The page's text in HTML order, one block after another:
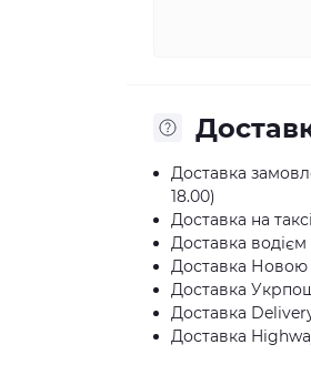
Доставка
18.00)
Доставка на
Доставка
Доставка Новою
Доставка
Доставка
Доставка